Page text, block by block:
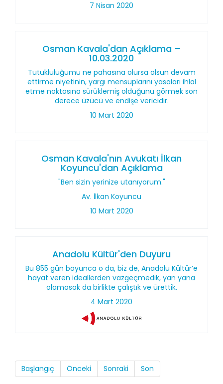
7 Nisan 2020
Osman Kavala'dan Açıklama –
10.03.2020
Tutukluluğumu ne pahasına olursa olsun devam
ettirme niyetinin, yargı mensuplarını yasaları ihlal
etme noktasına sürüklemiş olduğunu görmek son
derece üzücü ve endişe vericidir.
10 Mart 2020
Osman Kavala'nın Avukatı İlkan
Koyuncu'dan Açıklama
"Ben sizin yerinize utanıyorum."
Av. İlkan Koyuncu
10 Mart 2020
Anadolu Kültür'den Duyuru
Bu 855 gün boyunca o da, biz de, Anadolu Kültür’e
hayat veren ideallerden vazgeçmedik, yan yana
olamasak da birlikte çalıştık ve ürettik.
4 Mart 2020
Başlangıç Önceki Sonraki Son